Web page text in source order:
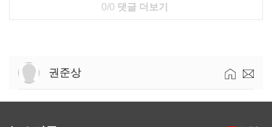
0/0 댓글 더보기
권준상